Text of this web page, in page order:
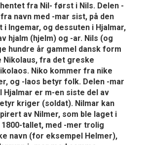
fra Nil- først i Nils. Delen -
navn med -mar sist, på den
i Ingemar, og dessuten i Hjalmar,
hjalm (hjelm) og -ar. Nils (og
hundre år gammel dansk form
Nikolaus, fra det greske
Niko kommer fra nike
og -laos betyr folk. Delen -mar
Hjalmar er m-en siste del av
kriger (soldat). Nilmar kan
av Nilmer, som ble laget i
tallet, med -mer trolig
navn (for eksempel Helmer),